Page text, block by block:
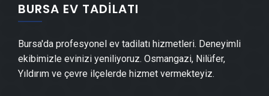
Keles Alçıpan Ustası
Keles Şap Ustası
Keles Alçı & Sıva Ustası
BURSA EV TADILATI
Bursa'da profesyonel ev tadilatı hizmetleri. Deneyimli
ekibimizle evinizi yeniliyoruz. Osmangazi, Nilüfer,
Yıldırım ve çevre ilçelerde hizmet vermekteyiz.